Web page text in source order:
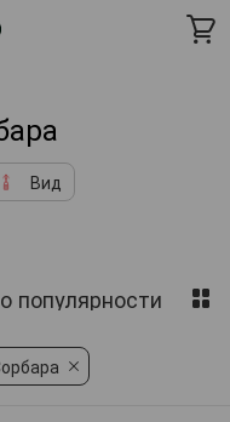
Вид
популярности